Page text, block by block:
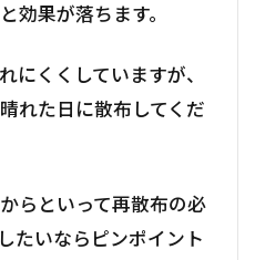
効果が落ちます。
にくくしていますが、
れた日に散布してくだ
らといって再散布の必
たいならピンポイント